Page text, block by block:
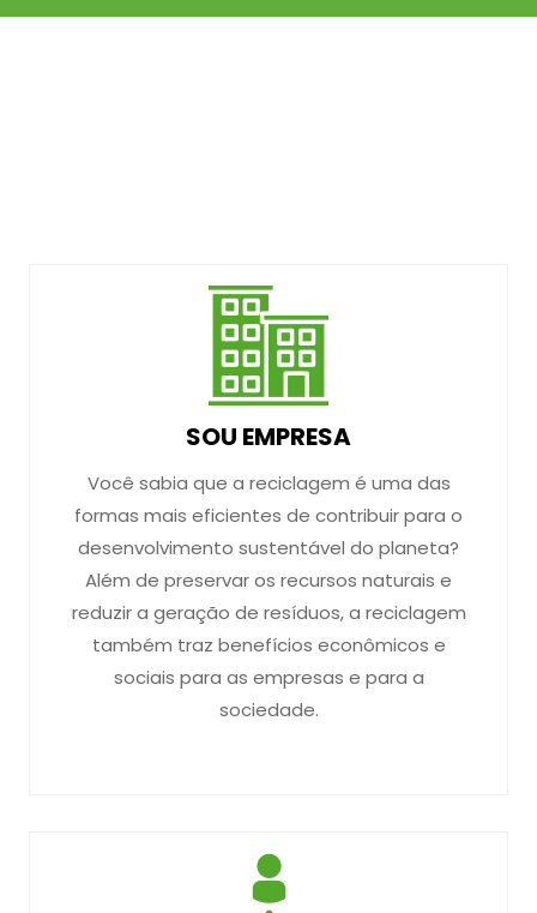
SOU EMPRESA
Você sabia que a reciclagem é uma das
formas mais eficientes de contribuir para o
desenvolvimento sustentável do planeta?
Além de preservar os recursos naturais e
reduzir a geração de resíduos, a reciclagem
também traz benefícios econômicos e
sociais para as empresas e para a
sociedade.